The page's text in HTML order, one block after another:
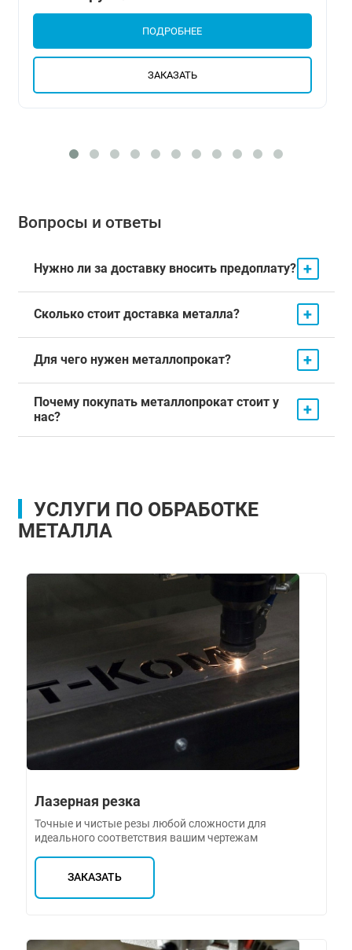
ПОДРОБНЕЕ
ЗАКАЗАТЬ
Вопросы и ответы
Нужно ли за доставку вносить предоплату? +
Сколько стоит доставка металла? +
Для чего нужен металлопрокат? +
Почему покупать металлопрокат стоит у
нас?
+
УСЛУГИ ПО ОБРАБОТКЕ
МЕТАЛЛА
Лазерная резка
Точные и чистые резы любой сложности для
идеального соответствия вашим чертежам
ЗАКАЗАТЬ